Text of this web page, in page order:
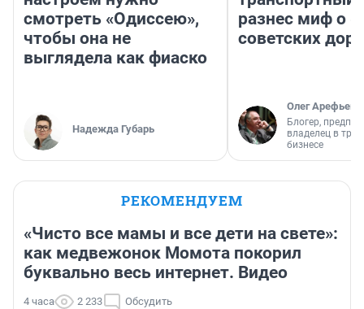
смотреть «Одиссею»,
чтобы она не
выглядела как фиаско
Надежда Губарь
разнес миф о
советских
Олег Арефьев
Блогер,
владелец в
бизнесе
РЕКОМЕНДУЕМ
«Чисто все мамы и все дети на свете»:
как медвежонок Момота покорил
буквально весь интернет. Видео
4 часа 2 233 Обсудить